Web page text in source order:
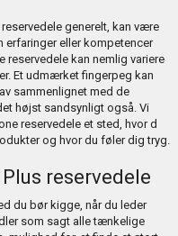
generelt, kan være
erfaringer eller kompetencer
kan nemlig variere
Et udmærket fingerpeg kan
sammenlignet med de
højst sandsynligt også. Vi
reservedele et sted, hvor d
og hvor du føler dig tryg.
reservedele
du bør kigge, når du leder
som sagt alle tænkelige